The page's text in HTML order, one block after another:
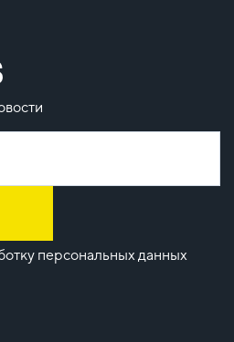
персональных данных